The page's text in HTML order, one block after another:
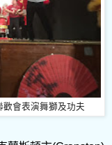
歡會表演舞獅及功夫